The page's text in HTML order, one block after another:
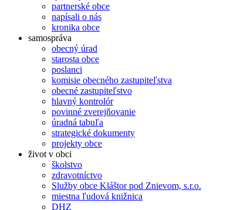
partnerské obce
napísali o nás
kronika obce
samospráva
obecný úrad
starosta obce
poslanci
komisie obecného zastupiteľstva
obecné zastupiteľstvo
hlavný kontrolór
povinné zverejňovanie
úradná tabuľa
strategické dokumenty
projekty obce
život v obci
školstvo
zdravotníctvo
Služby obce Kláštor pod Znievom, s.r.o.
miestna ľudová knižnica
DHZ